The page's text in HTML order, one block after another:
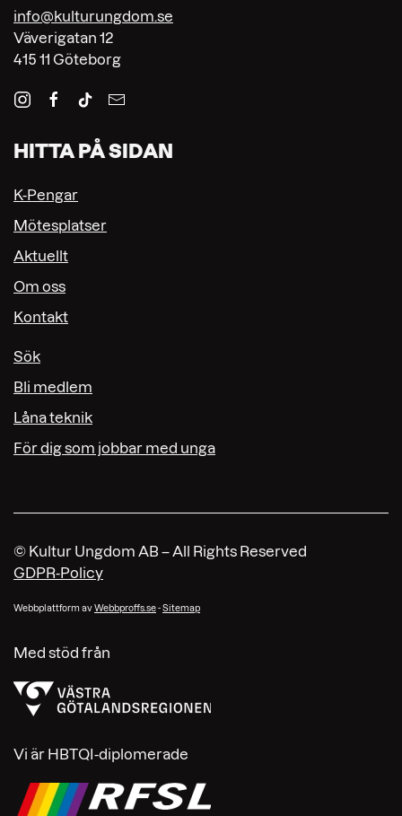
info@kulturungdom.se
Väverigatan 12
415 11 Göteborg
HITTA PÅ SIDAN
K-Pengar
Mötesplatser
Aktuellt
Om oss
Kontakt
Sök
Bli medlem
Låna teknik
För dig som jobbar med unga
© Kultur Ungdom AB – All Rights Reserved
GDPR-Policy
Webbplattform avWebbproffs.se-Sitemap
Med stöd från
Vi är HBTQI-diplomerade